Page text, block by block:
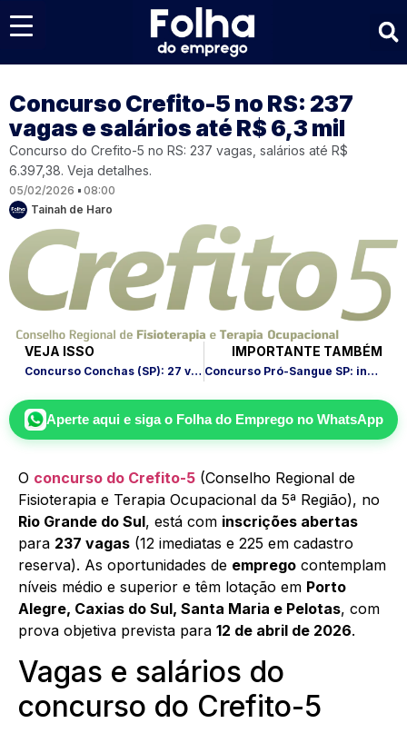
Concurso Crefito-5 no RS: 237
vagas e salários até R$ 6,3 mil
Concurso do Crefito-5 no RS: 237 vagas, salários até R$
6.397,38. Veja detalhes.
05/02/2026
08:00
Tainah de Haro
VEJA ISSO
Concurso Conchas (SP): 27 vagas e salário até R$ 15,7 mil
IMPORTANTE TAMBÉM
Concurso Pró-Sangue SP: inscrições abertas e salário até R$ 4,5 mil
Aperte aqui e siga o Folha do Empregono WhatsApp
O concurso do Crefito-5 (Conselho Regional de
Fisioterapia e Terapia Ocupacional da 5ª Região), no
Rio Grande do Sul, está com inscrições abertas
para 237 vagas (12 imediatas e 225 em cadastro
reserva). As oportunidades de emprego contemplam
níveis médio e superior e têm lotação em Porto
Alegre, Caxias do Sul, Santa Maria e Pelotas, com
prova objetiva prevista para 12 de abril de 2026.
Vagas e salários do
concurso do Crefito-5